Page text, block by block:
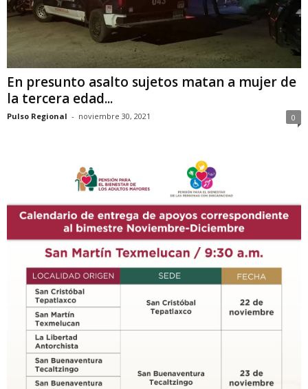
En presunto asalto sujetos matan a mujer de
la tercera edad...
Pulso Regional - noviembre 30, 2021 0